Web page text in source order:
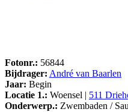
Fotonr.: 56844
Bijdrager: André van Baarlen
Jaar: Begin
Locatie 1.: Woensel | 511
Onderwerp.: Zwembaden /